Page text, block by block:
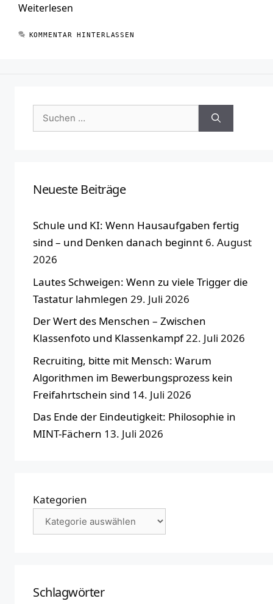
Weiterlesen
KOMMENTAR HINTERLASSEN
Suchen
nach:
Neueste Beiträge
Schule und KI: Wenn Hausaufgaben fertig
sind – und Denken danach beginnt 6. August
2026
Lautes Schweigen: Wenn zu viele Trigger die
Tastatur lahmlegen 29. Juli 2026
Der Wert des Menschen – Zwischen
Klassenfoto und Klassenkampf22. Juli 2026
Recruiting, bitte mit Mensch: Warum
Algorithmen im Bewerbungsprozess kein
Freifahrtschein sind 14. Juli 2026
Das Ende der Eindeutigkeit: Philosophie in
MINT-Fächern 13. Juli 2026
Kategorien
Schlagwörter